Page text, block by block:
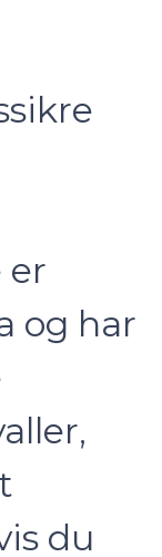
er
og har
du